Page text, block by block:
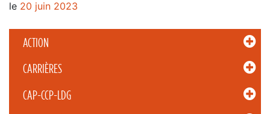
ACTION
CARRIÈRES
CAP-CCP-LDG
le 20 juin 2023